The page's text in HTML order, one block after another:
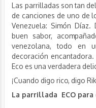
Las parrilladas son tan
de canciones de uno de
Venezuela: Simón
buen sabor,
venezolana, todo en
decoración encantadora.
Eco es una verdadera
¡Cuando digo rico, digo
La parrillada ECO para